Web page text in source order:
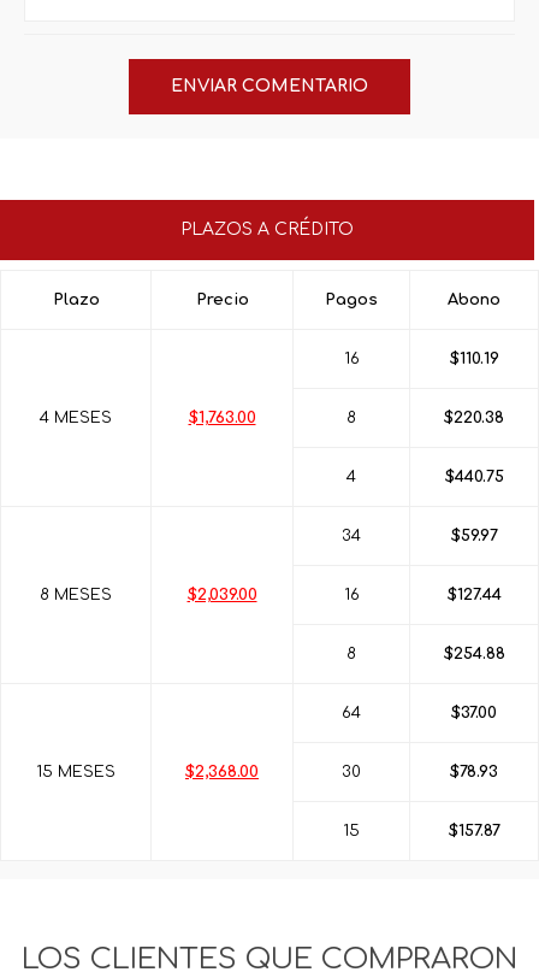
PLAZOS A CRÉDITO
Plazo Precio Pagos Abono
4 MESES $1,763.00
16 $110.19
8 $220.38
4 $440.75
8 MESES $2,039.00
34 $59.97
16 $127.44
8 $254.88
15 MESES $2,368.00
64 $37.00
30 $78.93
15 $157.87
LOS CLIENTES QUE COMPRARON